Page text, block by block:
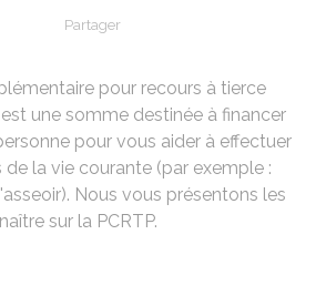
Partager
pour recours à tierce
une somme destinée à financer
pour vous aider à effectuer
de la vie courante (par exemple :
Nous vous présentons les
sur la PCRTP.